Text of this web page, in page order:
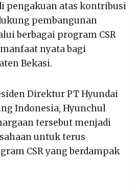
pengakuan atas kontribusi
pembangunan
berbagai program CSR
nyata bagi
Bekasi.
Direktur PT Hyundai
Indonesia, Hyunchul
tersebut menjadi
untuk terus
CSR yang berdampak